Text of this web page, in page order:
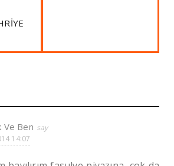
Ve Ben
14:07